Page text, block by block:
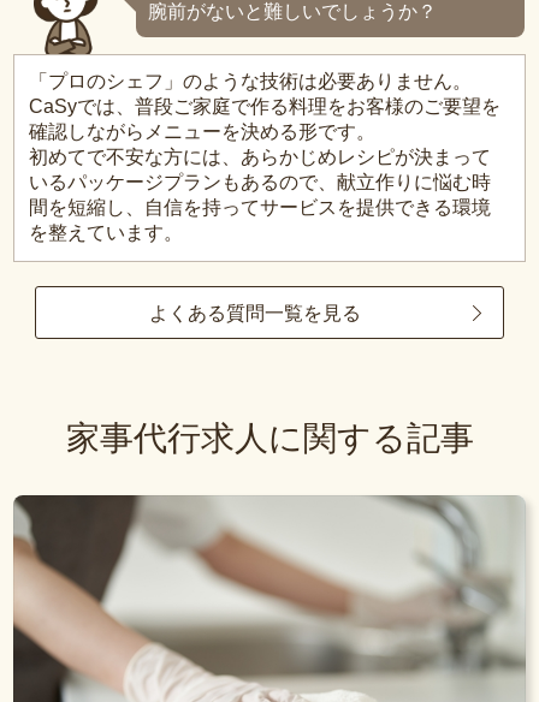
腕前がないと難しいでしょうか？
「プロのシェフ」のような技術は必要ありません。
CaSyでは、普段ご家庭で作る料理をお客様のご要望を
確認しながらメニューを決める形です。
初めてで不安な方には、あらかじめレシピが決まって
いるパッケージプランもあるので、献立作りに悩む時
間を短縮し、自信を持ってサービスを提供できる環境
を整えています。
よくある質問一覧を見る
家事代行求人に関する記事